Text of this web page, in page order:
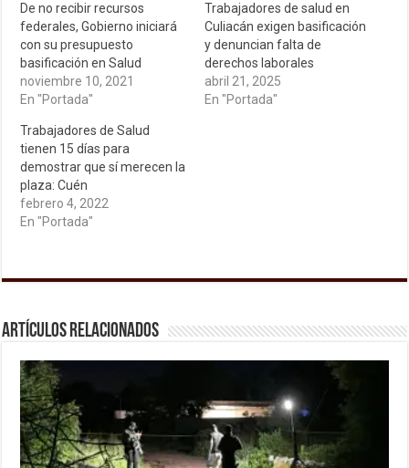
De no recibir recursos
federales, Gobierno iniciará
con su presupuesto
basificación en Salud
noviembre 10, 2021
En "Portada"
Trabajadores de salud en
Culiacán exigen basificación
y denuncian falta de
derechos laborales
abril 21, 2025
En "Portada"
Trabajadores de Salud
tienen 15 días para
demostrar que sí merecen la
plaza: Cuén
febrero 4, 2022
En "Portada"
Artículos relacionados